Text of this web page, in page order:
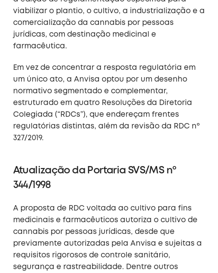
viabilizar o plantio, o cultivo, a industrialização e a
comercialização da cannabis por pessoas
jurídicas, com destinação medicinal e
farmacêutica.
Em vez de concentrar a resposta regulatória em
um único ato, a Anvisa optou por um desenho
normativo segmentado e complementar,
estruturado em quatro Resoluções da Diretoria
Colegiada (“RDCs”), que endereçam frentes
regulatórias distintas, além da revisão da RDC nº
327/2019.
Atualização da Portaria SVS/MS nº
344/1998
A proposta de RDC voltada ao cultivo para fins
medicinais e farmacêuticos autoriza o cultivo de
cannabis por pessoas jurídicas, desde que
previamente autorizadas pela Anvisa e sujeitas a
requisitos rigorosos de controle sanitário,
segurança e rastreabilidade. Dentre outros